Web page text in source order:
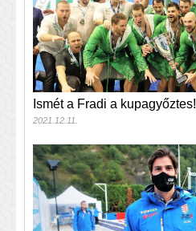
Ismét a Fradi a kupagyőztes!
2021.12.11.